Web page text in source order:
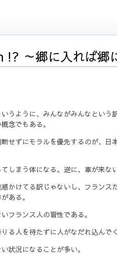
!? ～郷に入れば郷
うように、みんながみんなとい
念でもある。
せずにモラルを優先するのが、
しまう体になる。逆に、車が来
かけてる訳じゃないし、フラン
ある。
フランス人の習性である。
る人を待たずに人がなだれ込ん
状況になることが多い。